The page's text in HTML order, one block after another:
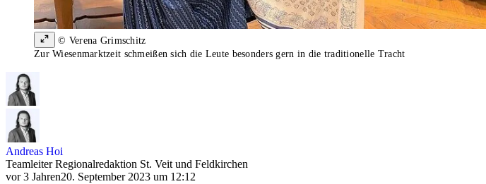
© Verena Grimschitz
Zur Wiesenmarktzeit schmeißen sich die Leute besonders gern in die traditionelle Tracht
Andreas Hoi
Teamleiter Regionalredaktion St. Veit und Feldkirchen
vor 3 Jahren20. September 2023 um 12:12